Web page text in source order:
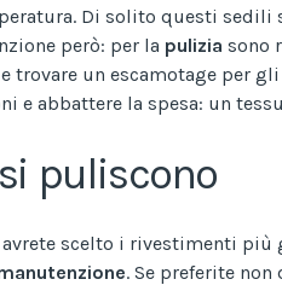
Di solito questi sedili
però: per la pulizia sono
trovare un escamotage per
e abbattere la spesa: un
puliscono
avrete scelto i rivestimenti
. Se preferite